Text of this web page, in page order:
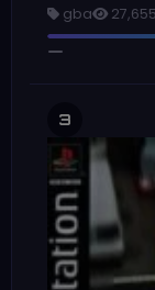
gba 27,655
3